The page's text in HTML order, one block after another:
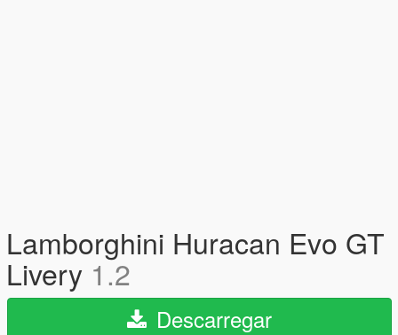
Lamborghini Huracan Evo GT
Livery 1.2
Descarregar